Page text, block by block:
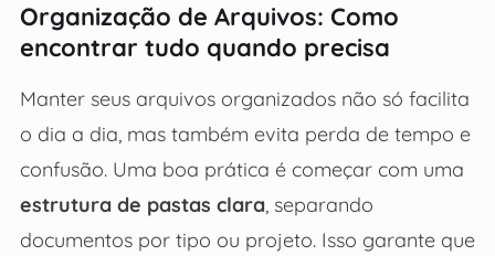
Organização de Arquivos: Como
encontrar tudo quando precisa
Manter seus arquivos organizados não só facilita
o dia a dia, mas também evita perda de tempo e
confusão. Uma boa prática é começar com uma
estrutura de pastas clara, separando
documentos por tipo ou projeto. Isso garante que